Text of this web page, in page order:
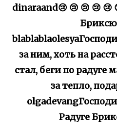
dinaraand😢 😢 😢 😢 😢
за ним, хоть на
стал, беги по радуге
за тепло,
Радуге